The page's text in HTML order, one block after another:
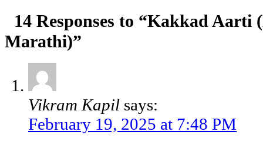
14 Responses to “Kakkad Aarti
Marathi)”
Vikram Kapil says:
February 19, 2025 at 7:48 PM